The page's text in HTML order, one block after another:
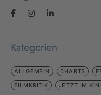
Kategorien
ALLGEMEIN CHARTS
FILMKRITIK JETZT IM